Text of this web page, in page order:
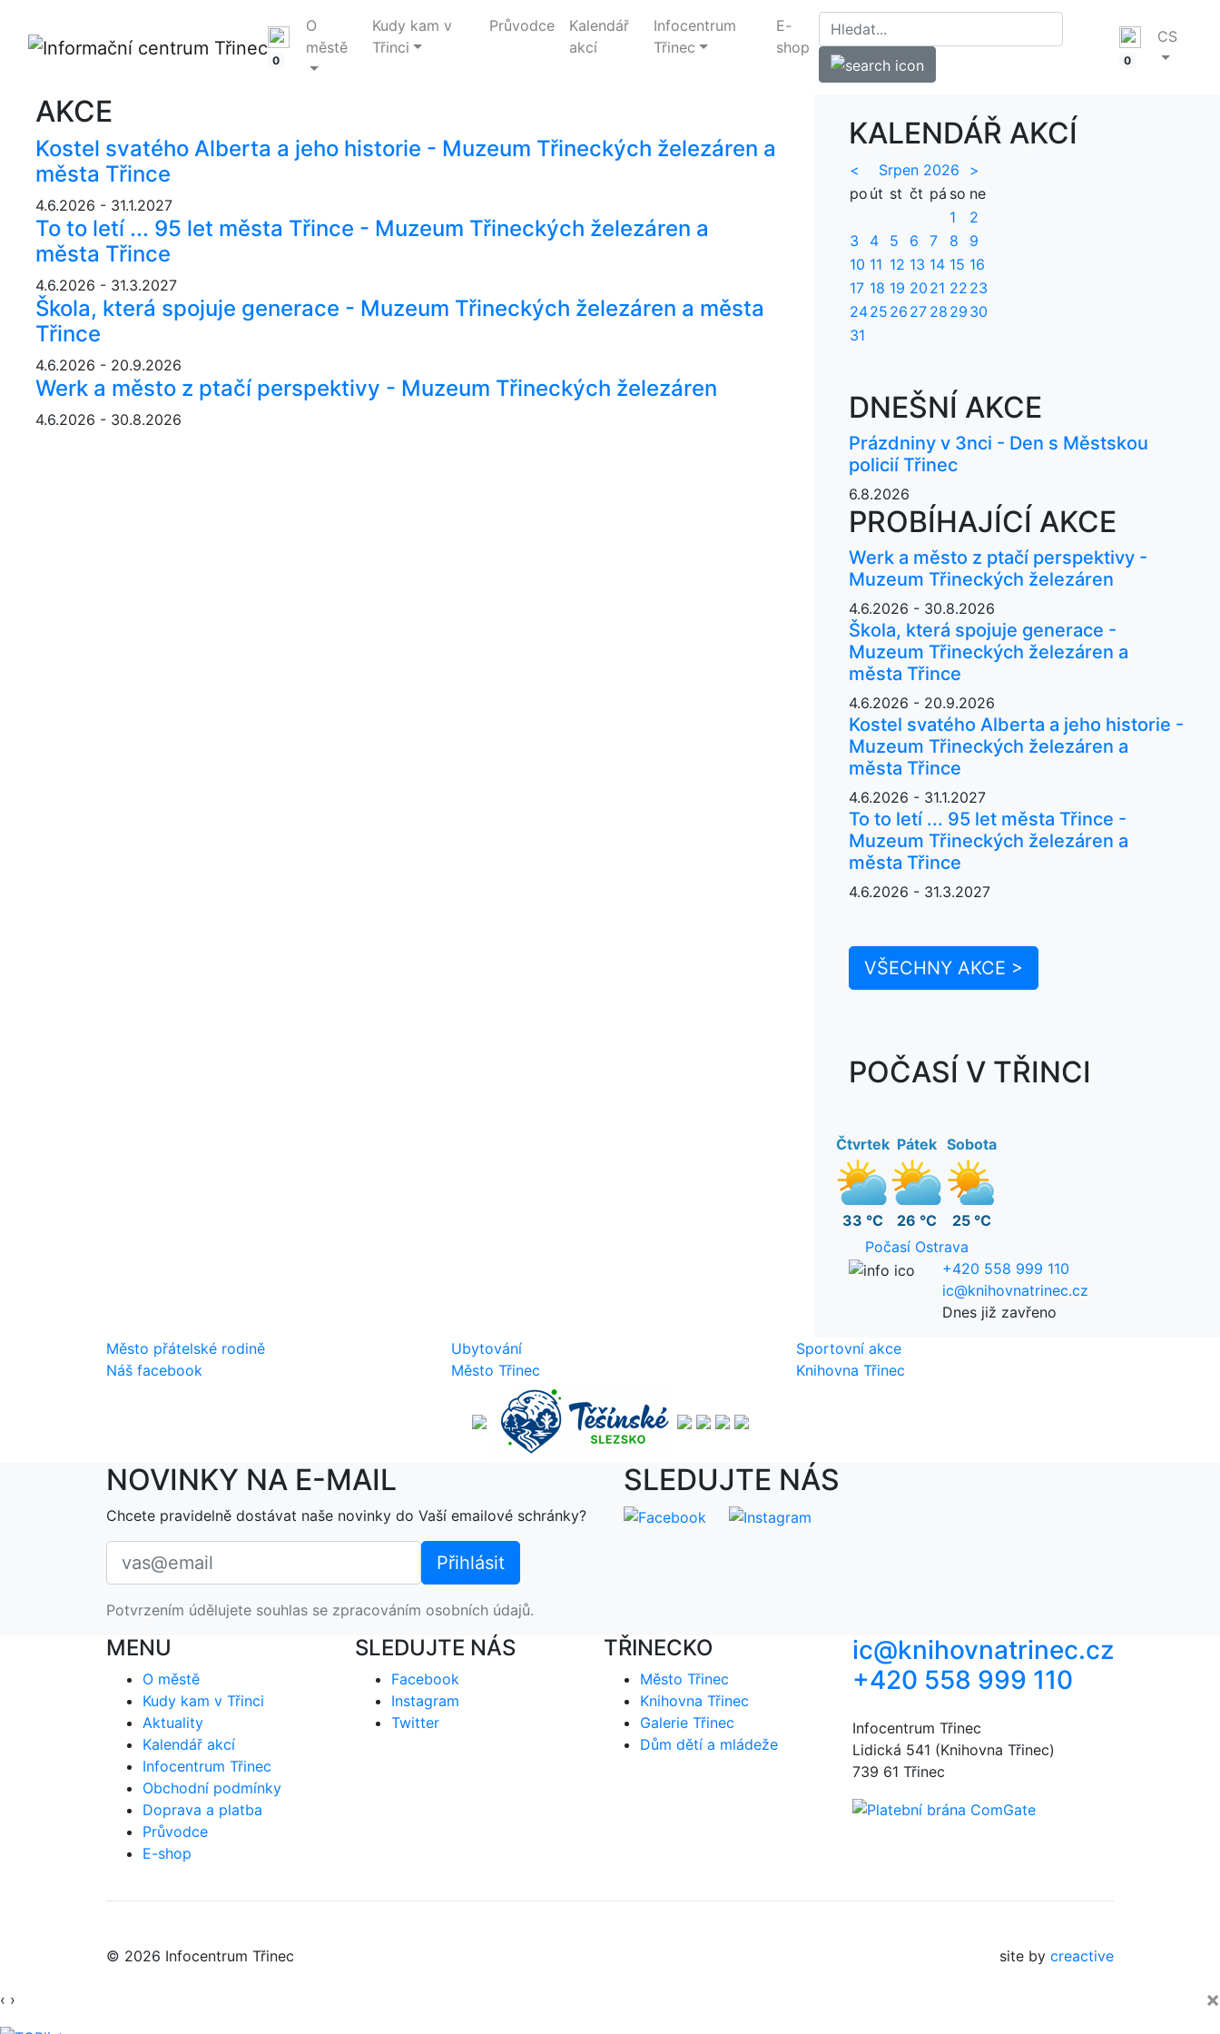
0
O
městě
Kudy kam v
Třinci
Průvodce
Kalendář
akcí
Infocentrum
Třinec
E-
shop
0
CS
AKCE
Kostel svatého Alberta a jeho historie - Muzeum Třineckých železáren a
města Třince
4.6.2026 - 31.1.2027
To to letí ... 95 let města Třince - Muzeum Třineckých železáren a
města Třince
4.6.2026 - 31.3.2027
Škola, která spojuje generace - Muzeum Třineckých železáren a města
Třince
4.6.2026 - 20.9.2026
Werk a město z ptačí perspektivy - Muzeum Třineckých železáren
4.6.2026 - 30.8.2026
KALENDÁŘ AKCÍ
< Srpen 2026
>
po út st čt pá so ne
1
2
3
4 5 6 7 8
9
10 11 12 13 14 15 16
17 18 19 20 21 22 23
2425 26 27 28 29 30
31
DNEŠNÍ AKCE
Prázdniny v 3nci - Den s Městskou
policií Třinec
6.8.2026
PROBÍHAJÍCÍ AKCE
Werk a město z ptačí perspektivy -
Muzeum Třineckých železáren
4.6.2026 - 30.8.2026
Škola, která spojuje generace -
Muzeum Třineckých železáren a
města Třince
4.6.2026 - 20.9.2026
Kostel svatého Alberta a jeho historie -
Muzeum Třineckých železáren a
města Třince
4.6.2026 - 31.1.2027
To to letí ... 95 let města Třince -
Muzeum Třineckých železáren a
města Třince
4.6.2026 - 31.3.2027
VŠECHNY AKCE >
POČASÍ V TŘINCI
Čtvrtek
33 °C
Pátek
26 °C
Sobota
25 °C
Počasí Ostrava
+420 558 999 110
ic@knihovnatrinec.cz
Dnes již zavřeno
Město přátelské rodině
Ubytování
Sportovní akce
Náš facebook
Město Třinec Knihovna Třinec
NOVINKY NA E-MAIL
Chcete pravidelně dostávat naše novinky do Vaší emailové schránky?
Potvrzením údělujete souhlas se zpracováním osobních údajů.
SLEDUJTE NÁS
MENU
O městě
Kudy kam v Třinci
Aktuality
Kalendář akcí
Infocentrum Třinec
Obchodní podmínky
Doprava a platba
Průvodce
E-shop
SLEDUJTE NÁS
Facebook
Instagram
Twitter
TŘINECKO
Město Třinec
Knihovna Třinec
Galerie Třinec
Dům dětí a mládeže
ic@knihovnatrinec.cz
+420 558 999 110
Infocentrum Třinec
Lidická 541 (Knihovna Třinec)
739 61 Třinec
© 2026 Infocentrum Třinec site by creactive
‹ › ×